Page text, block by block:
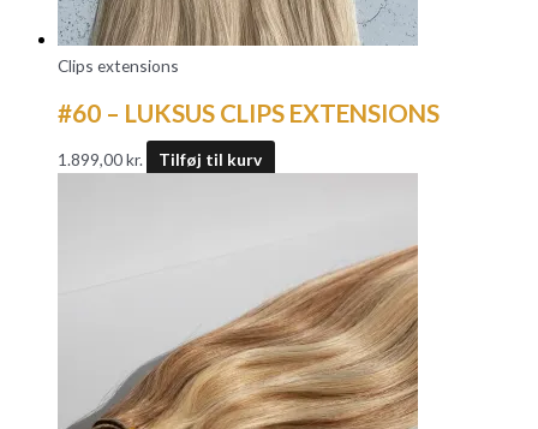
Clips extensions
#60 – LUKSUS CLIPS EXTENSIONS
1.899,00kr. Tilføj til kurv